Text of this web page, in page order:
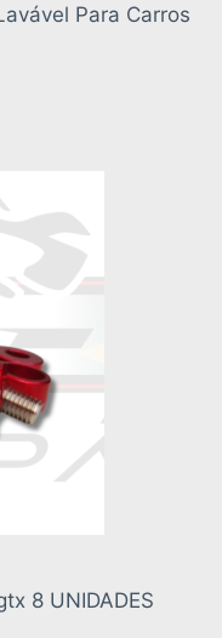
Para Carros
8 UNIDADES